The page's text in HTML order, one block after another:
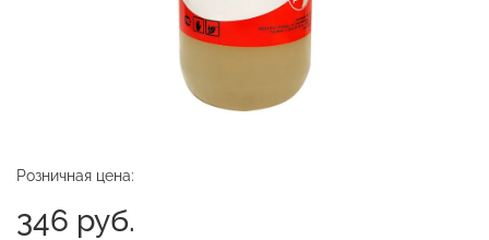
Розничная цена:
346 руб.